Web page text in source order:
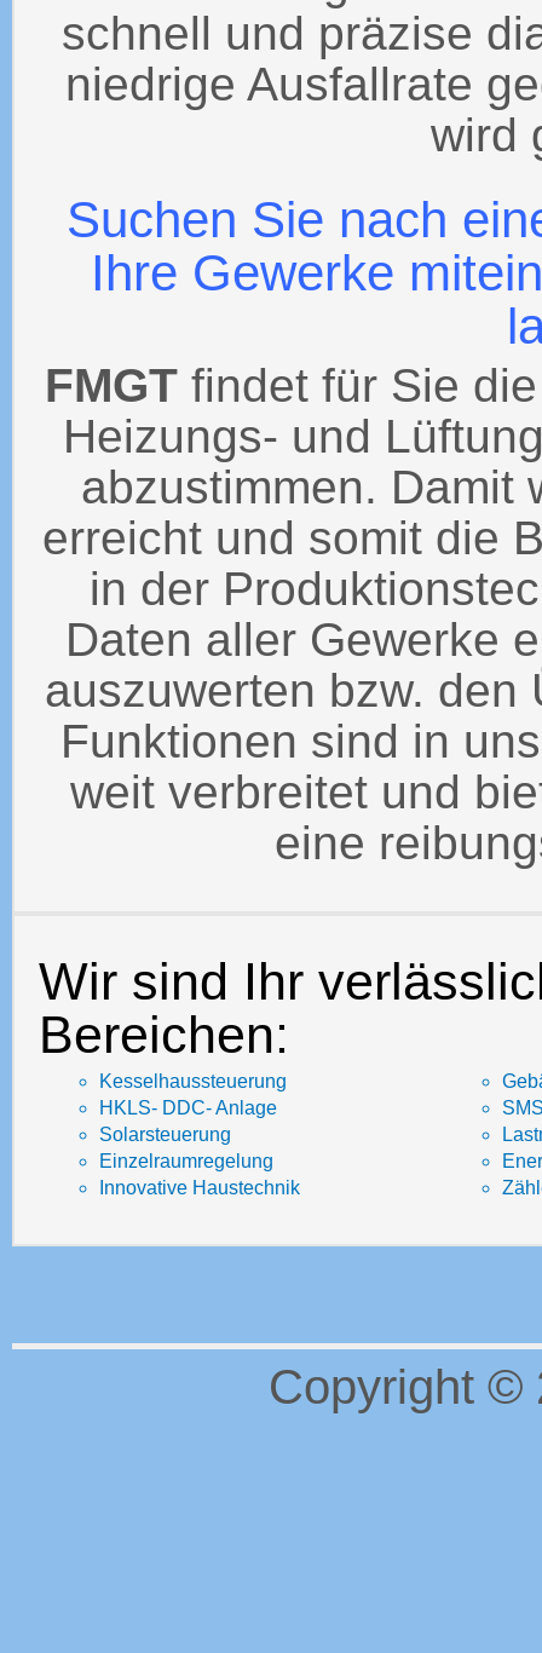
schnell und präzise
niedrige Ausfallrate
wird
Suchen Sie nach
Ihre Gewerke
FMGT findet für Sie
Heizungs- und
abzustimmen. Damit
erreicht und somit die
in der
Daten aller Gewerke
auszuwerten bzw. den
Funktionen sind in
weit verbreitet und
eine
Wir sind Ihr
Bereichen:
Kesselhaussteuerung
HKLS- DDC- Anlage
Solarsteuerung
Einzelraumregelung
Innovative Haustechnik
Copyright ©